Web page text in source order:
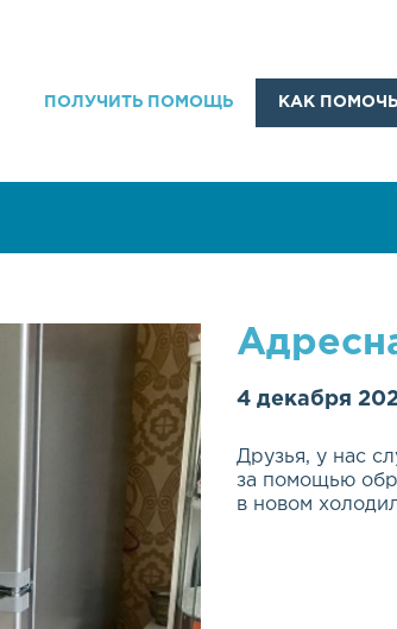
ПОЛУЧИТЬ ПОМОЩЬ КАК ПОМОЧЬ
4 декабря
Друзья, у нас
за помощью
в новом